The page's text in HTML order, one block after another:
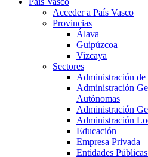
Acceder a País Vasco
Provincias
Álava
Guipúzcoa
Vizcaya
Sectores
Administración de
Administración
Autónomas
Administración
Administración
Educación
Empresa Privada
Entidades